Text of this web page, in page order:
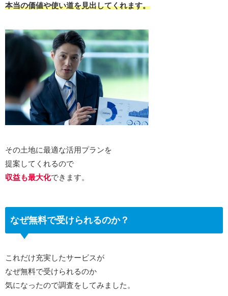
本当の価値や使い道を見出してくれます。
その土地に最適な活用プランを
提案してくれるので
収益も最大化できます。
なぜ無料で受けられるのか？
これだけ充実したサービスが
なぜ無料で受けられるのか
気になったので調査をしてみました。